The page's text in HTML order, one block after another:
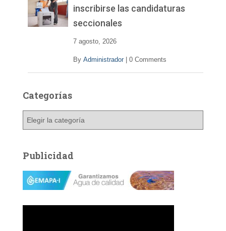
inscribirse las candidaturas
seccionales
7 agosto, 2026
By Administrador 0 Comments
Categorías
g
o
a
Publicidad